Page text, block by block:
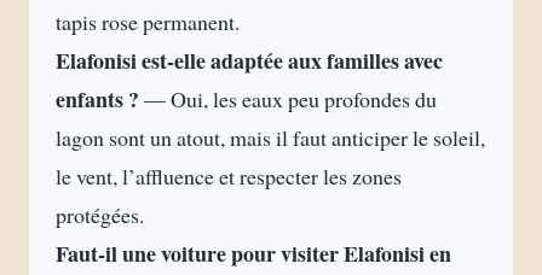
tapis rose permanent.
Elafonisi est-elle adaptée aux familles avec
enfants ? — Oui, les eaux peu profondes du
lagon sont un atout, mais il faut anticiper le soleil,
le vent, l’affluence et respecter les zones
protégées.
Faut-il une voiture pour visiter Elafonisi en